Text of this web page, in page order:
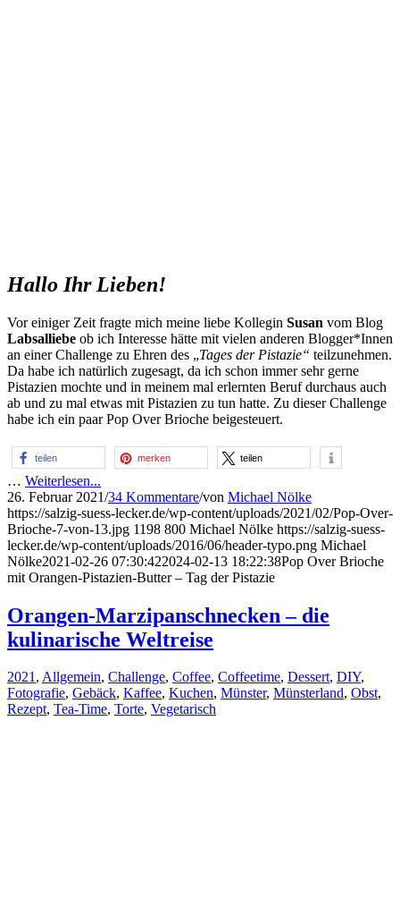
Hallo Ihr Lieben!
Vor einiger Zeit fragte mich meine liebe Kollegin Susan vom Blog
Labsalliebe ob ich Interesse hätte mit vielen anderen Blogger*Innen
an einer Challenge zu Ehren des „Tages der Pistazie“ teilzunehmen.
Da habe ich natürlich zugesagt, da ich schon immer sehr gerne
Pistazien mochte und in meinem mal erlernten Beruf durchaus auch
ab und zu mal etwas mit Pistazien zu tun hatte. Zu dieser Challenge
habe ich ein paar Pop Over Brioche beigesteuert.
teilen merken teilen
… Weiterlesen...
26. Februar 2021/34 Kommentare/von Michael Nölke
https://salzig-suess-lecker.de/wp-content/uploads/2021/02/Pop-Over-
Brioche-7-von-13.jpg 1198 800 Michael Nölke https://salzig-suess-
lecker.de/wp-content/uploads/2016/06/header-typo.png Michael
Nölke2021-02-26 07:30:422024-02-13 18:22:38Pop Over Brioche
mit Orangen-Pistazien-Butter – Tag der Pistazie
Orangen-Marzipanschnecken – die
kulinarische Weltreise
2021, Allgemein, Challenge, Coffee, Coffeetime, Dessert, DIY,
Fotografie, Gebäck, Kaffee, Kuchen, Münster, Münsterland, Obst,
Rezept, Tea-Time, Torte, Vegetarisch